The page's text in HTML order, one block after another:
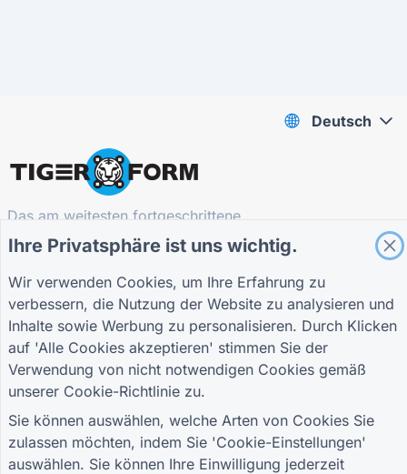
Das am weitesten fortgeschrittene
QR Form Generator Online
BLEIBEN SIE AUF DEM LAUFENDEN
Melden Sie sich für unseren Newsletter an
und erfahren Sie als Erster von
Sonderangeboten, Updates und Tipps
RESSOURCEN
Formular zur Einzelhandelsumfrage
Deutsch
Ihre Privatsphäre ist uns wichtig.
Wir verwenden Cookies, um Ihre Erfahrung zu
verbessern, die Nutzung der Website zu analysieren und
Inhalte sowie Werbung zu personalisieren. Durch Klicken
auf 'Alle Cookies akzeptieren' stimmen Sie der
Verwendung von nicht notwendigen Cookies gemäß
unserer Cookie-Richtlinie zu.
Sie können auswählen, welche Arten von Cookies Sie
zulassen möchten, indem Sie 'Cookie-Einstellungen'
auswählen. Sie können Ihre Einwilligung jederzeit